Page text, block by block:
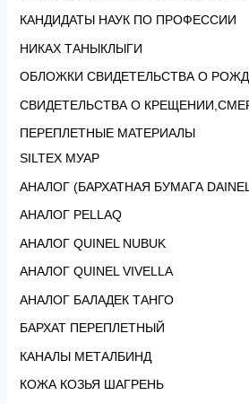
КАНДИДАТЫ НАУК ПО ПРОФЕССИИ
НИКАХ ТАНЫКЛЫГИ
ОБЛОЖКИ СВИДЕТЕЛЬСТВА О
СВИДЕТЕЛЬСТВА О
ПЕРЕПЛЕТНЫЕ МАТЕРИАЛЫ
SILTEX МУАР
АНАЛОГ (БАРХАТНАЯ БУМАГА
АНАЛОГ PELLAQ
АНАЛОГ QUINEL NUBUK
АНАЛОГ QUINEL VIVELLA
АНАЛОГ БАЛАДЕК ТАНГО
БАРХАТ ПЕРЕПЛЕТНЫЙ
КАНАЛЫ МЕТАЛБИНД
КОЖА КОЗЬЯ ШАГРЕНЬ